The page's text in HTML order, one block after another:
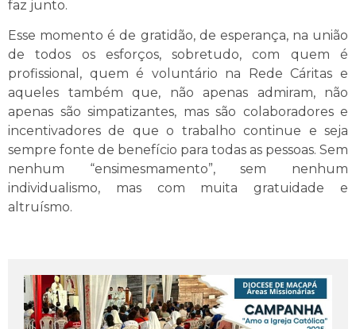
faz junto.
Esse momento é de gratidão, de esperança, na união
de todos os esforços, sobretudo, com quem é
profissional, quem é voluntário na Rede Cáritas e
aqueles também que, não apenas admiram, não
apenas são simpatizantes, mas são colaboradores e
incentivadores de que o trabalho continue e seja
sempre fonte de benefício para todas as pessoas. Sem
nenhum “ensimesmamento”, sem nenhum
individualismo, mas com muita gratuidade e
altruísmo.